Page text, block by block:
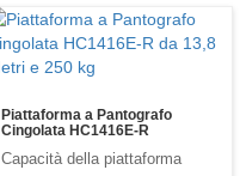
Piattaforma a Pantografo
Cingolata HC1416E-R
Capacità della piattaforma